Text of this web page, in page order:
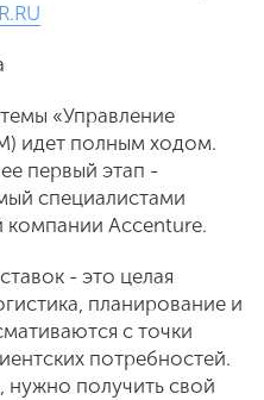
«Управление
идет полным ходом.
первый этап -
специалистами
компании Accenture.
- это целая
планирование и
с точки
потребностей.
нужно получить свой